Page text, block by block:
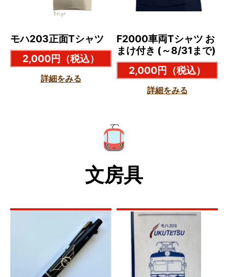
モハ203正面Tシャツ
2,000円 （税込）
詳細をみる
F2000車両Tシャツ お
まけ付き (～8/31まで)
2,000円 （税込）
詳細をみる
文房具